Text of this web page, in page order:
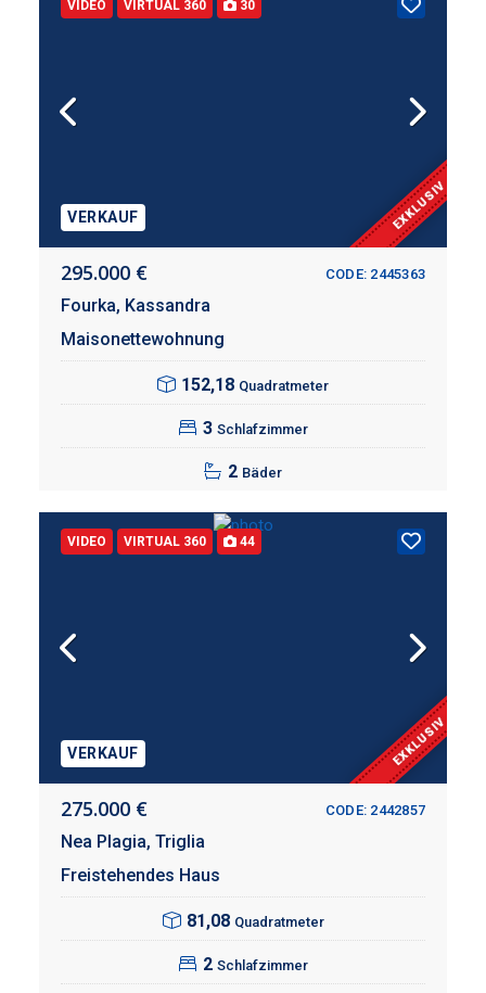
VIDEO VIRTUAL 360 30
VERKAUF EXKLUSIV
295.000 € CODE: 2445363
Fourka, Kassandra
Maisonettewohnung
152,18 Quadratmeter
3 Schlafzimmer
2 Bäder
VIDEO VIRTUAL 360 44
VERKAUF EXKLUSIV
275.000 € CODE: 2442857
Nea Plagia, Triglia
Freistehendes Haus
81,08 Quadratmeter
2 Schlafzimmer